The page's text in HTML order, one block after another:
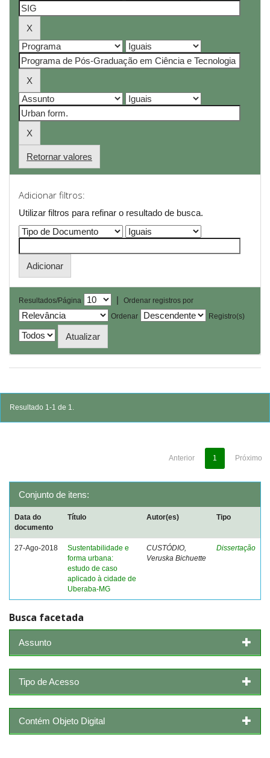
Retornar valores
Adicionar filtros:
Utilizar filtros para refinar o resultado de busca.
Resultados/Página |
Ordenar registros por
Ordenar
Registro(s)
Resultado 1-1 de 1.
Anterior 1 Próximo
Conjunto de itens:
Data do
documento
Título Autor(es) Tipo
27-Ago-2018
Sustentabilidade e
forma urbana:
estudo de caso
aplicado à cidade de
Uberaba-MG
CUSTÓDIO,
Veruska Bichuette
Dissertação
Busca facetada
Assunto
Tipo de Acesso
Contém Objeto Digital